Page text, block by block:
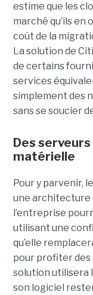
estime que les
marché qu’ils en
coût de la
La solution de
de certains
services
simplement des
sans se soucier
Des
matérielle
Pour y parvenir,
une architecture
l’entreprise
utilisant une
qu’elle
pour profiter des
solution utilisera
son logiciel